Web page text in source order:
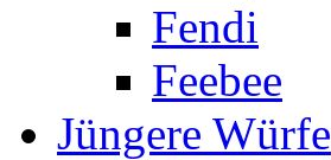
Fendi
Feebee
Jüngere Würfe